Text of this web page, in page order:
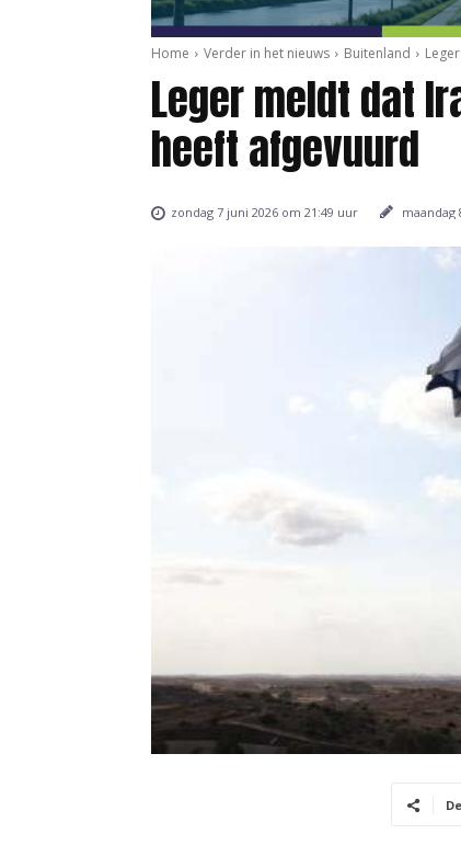
Home Verder in het nieuws Buitenland
Leger meldt dat
heeft afgevuurd
zondag 7 juni 2026 om 21:49 uur maandag